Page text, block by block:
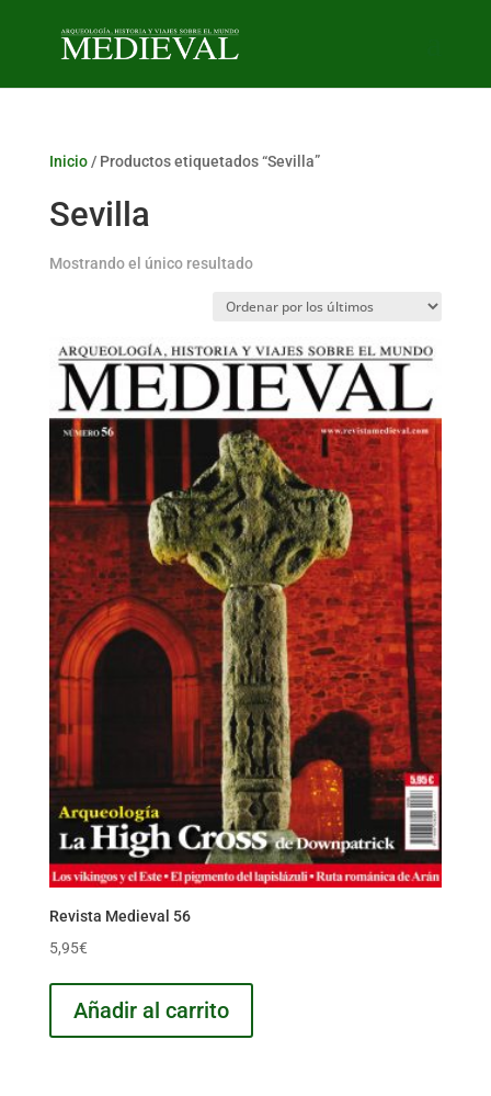
Inicio/ Productos etiquetados “Sevilla”
Sevilla
Mostrando el único resultado
Revista Medieval 56
5,95€
Añadir al carrito